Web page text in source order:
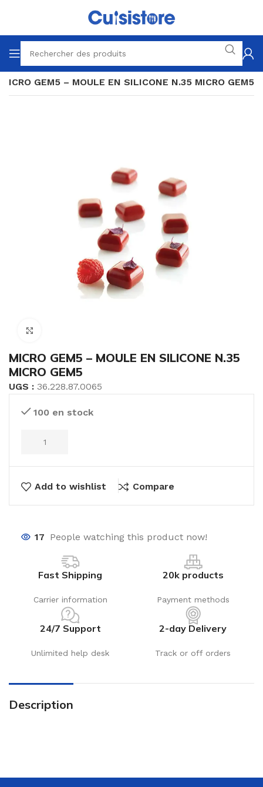
MICRO GEM5 – MOULE EN SILICONE N.35 MICRO GEM5
MICRO GEM5 – MOULE EN SILICONE N.35
MICRO GEM5
UGS : 36.228.87.0065
100 en stock
Add to wishlist Compare
17 People watching this product now!
Fast Shipping
Carrier information
20k products
Payment methods
24/7 Support
Unlimited help desk
2-day Delivery
Track or off orders
Description